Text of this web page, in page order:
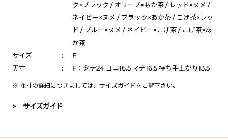
ク×ブラック / オリーブ×あか茶 / レッド×ヌメ /
ネイビー×ヌメ / ブラック×あか茶 / こげ茶×レッ
ド / ブルー×ヌメ / ネイビー×こげ茶 / こげ茶×あ
か茶
サイズ
:
F
実寸
: F：タテ24 ヨコ16.5 マチ16.5 持ち手上がり13.5
※ 採寸の詳細につきましては、 サイズガイドをご覧下さい。
> サイズガイド